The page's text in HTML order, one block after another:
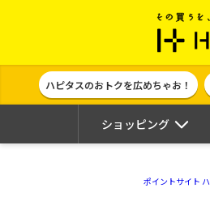
ハピタスのおトクを広めちゃお！
ショッピング
ポイントサイト